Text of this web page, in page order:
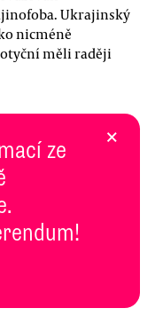
Ukrajinský
nicméně
měli raději
ze
×